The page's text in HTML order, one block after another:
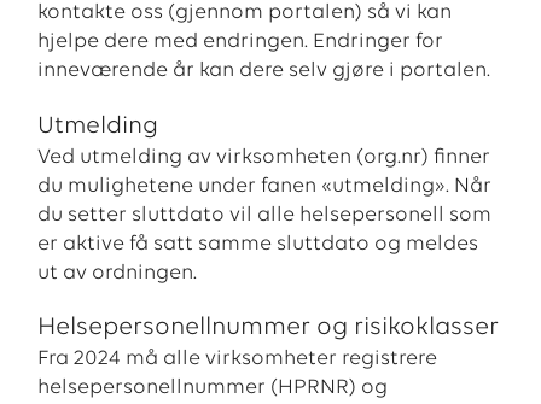
kontakte oss (gjennom portalen) så vi kan
hjelpe dere med endringen. Endringer for
inneværende år kan dere selv gjøre i portalen.
Utmelding
Ved utmelding av virksomheten (org.nr) finner
du mulighetene under fanen «utmelding». Når
du setter sluttdato vil alle helsepersonell som
er aktive få satt samme sluttdato og meldes
ut av ordningen.
Helsepersonellnummer og risikoklasser
Fra 2024 må alle virksomheter registrere
helsepersonellnummer (HPRNR) og